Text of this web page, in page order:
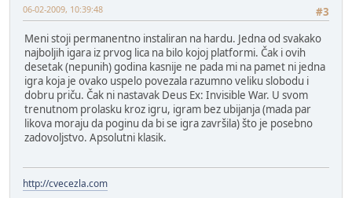
#3
06-02-2009, 10:39:48
Meni stoji permanentno instaliran na hardu. Jedna od svakako
najboljih igara iz prvog lica na bilo kojoj platformi. Čak i ovih
desetak (nepunih) godina kasnije ne pada mi na pamet ni jedna
igra koja je ovako uspelo povezala razumno veliku slobodu i
dobru priču. Čak ni nastavak Deus Ex: Invisible War. U svom
trenutnom prolasku kroz igru, igram bez ubijanja (mada par
likova moraju da poginu da bi se igra završila) što je posebno
zadovoljstvo. Apsolutni klasik.
http://cvecezla.com